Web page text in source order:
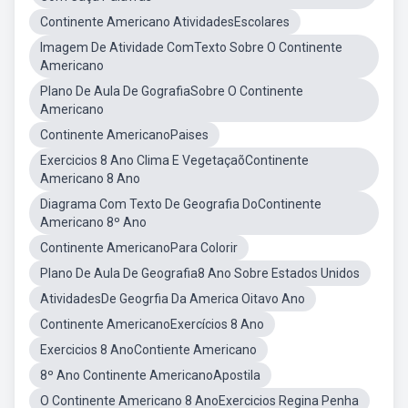
Continente Americano AtividadesEscolares
Imagem De Atividade ComTexto Sobre O Continente
Americano
Plano De Aula De GografiaSobre O Continente
Americano
Continente AmericanoPaises
Exercicios 8 Ano Clima E VegetaçaõContinente
Americano 8 Ano
Diagrama Com Texto De Geografia DoContinente
Americano 8º Ano
Continente AmericanoPara Colorir
Plano De Aula De Geografia8 Ano Sobre Estados Unidos
AtividadesDe Geogrfia Da America Oitavo Ano
Continente AmericanoExercícios 8 Ano
Exercicios 8 AnoContiente Americano
8º Ano Continente AmericanoApostila
O Continente Americano 8 AnoExercicios Regina Penha